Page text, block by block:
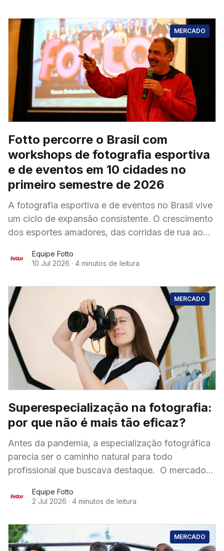
MERCADO
Fotto percorre o Brasil com
workshops de fotografia esportiva
e de eventos em 10 cidades no
primeiro semestre de 2026
A fotografia esportiva e de eventos no Brasil vive
um ciclo de expansão consistente. O crescimento
dos esportes amadores, das corridas de rua ao
Equipe Fotto
10 Jul 2026 · 4 minutos de leitura
MERCADO
Superespecialização na fotografia:
por que não é mais tão eficaz?
Antes da pandemia, a especialização fotográfica
parecia ser o caminho natural para todo
profissional que buscava destaque. O mercado
sobre nichos extremamente específicos:
Equipe Fotto
2 Jul 2026 · 4 minutos de leitura
MERCADO